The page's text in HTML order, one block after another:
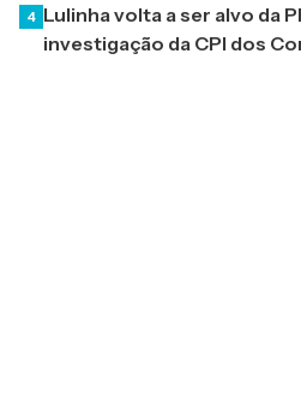
4 Lulinha volta a ser alvo da
investigação da CPI dos